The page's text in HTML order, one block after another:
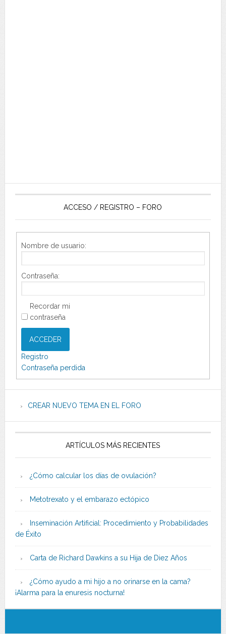
ACCESO / REGISTRO – FORO
Nombre de usuario:
Contraseña:
Recordar mi
contraseña
ACCEDER
Registro
Contraseña perdida
CREAR NUEVO TEMA EN EL FORO
ARTÍCULOS MÁS RECIENTES
¿Cómo calcular los días de ovulación?
Metotrexato y el embarazo ectópico
Inseminación Artificial: Procedimiento y Probabilidades
de Éxito
Carta de Richard Dawkins a su Hija de Diez Años
¿Cómo ayudo a mi hijo a no orinarse en la cama?
¡Alarma para la enuresis nocturna!